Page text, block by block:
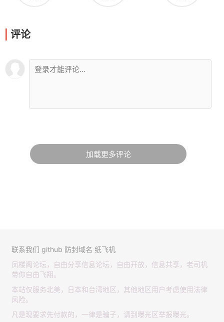
评论
加载更多评论
联系我们 github 防封域名 纸飞机
凤楼阁论坛，自由分享信息论坛，自由开放，信息共享，老司机
带你自由飞翔。
本站仅服务北美，日本和台湾地区，其他地区用户考虑使用法律
风险。
凡是现要求先付款的，一律是骗子，请到曝光区举报曝光。